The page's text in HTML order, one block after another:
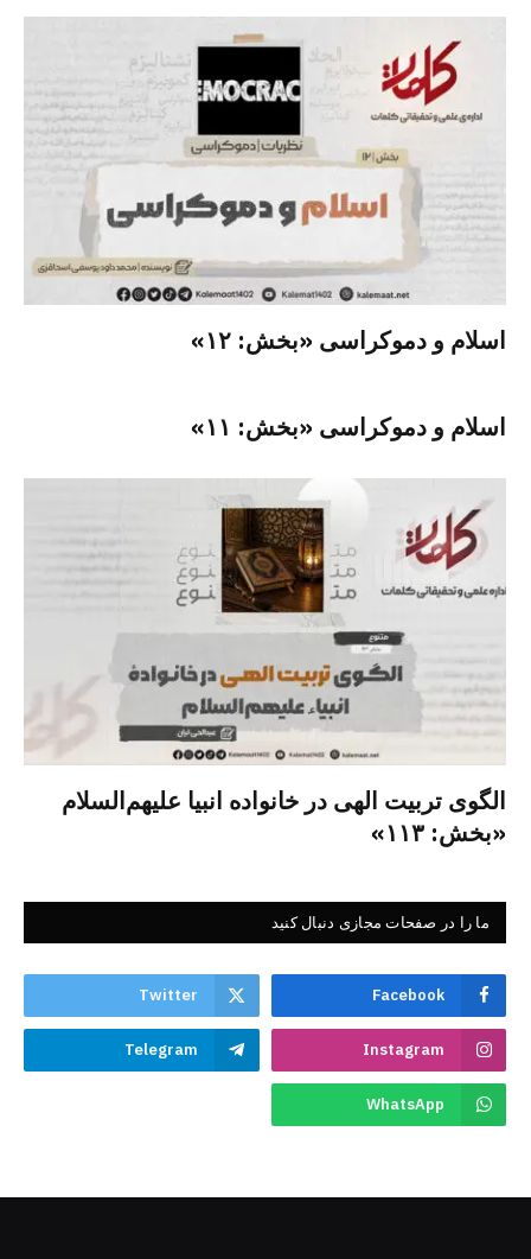
اسلام و دموکراسی «بخش: ۱۲»
اسلام و دموکراسی «بخش: ۱۱»
الگوی تربیت الهی در خانواده انبیا‌‌ علیهم‌السلام
«بخش: ۱۱۳»
ما را در صفحات مجازی دنبال کنید
Facebook
Twitter
Instagram
Telegram
WhatsApp